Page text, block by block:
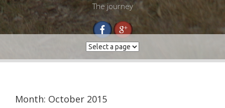
The journey
Month: October 2015